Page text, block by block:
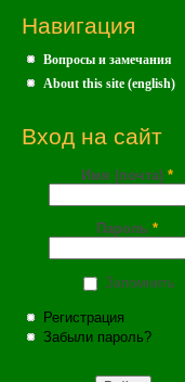
Навигация
Вопросы и замечания
About this site (english)
Вход на сайт
Имя (почта) *
Пароль *
Запомнить
Регистрация
Забыли пароль?